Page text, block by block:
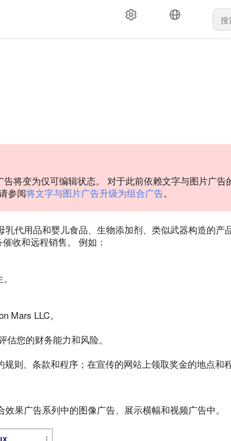
对于代理机构
将变为仅可编辑状态。 对于此前依赖文字与图片广告
参阅将文字与图片广告升级为组合广告。
代用品和婴儿食品、生物添加剂、类似武器构造的产
收和远程销售。 例如：
Mars LLC。
您的财务能力和风险。
则、条款和程序；在宣传的网站上领取奖金的地点和程
果广告系列中的图像广告、展示横幅和视频广告中。